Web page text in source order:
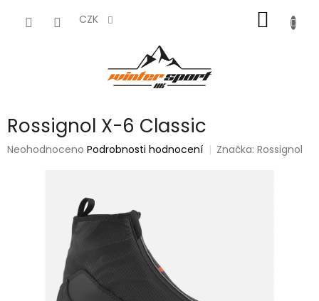
CZK
KOŠÍK
Rossignol X-6 Classic
Průměrné
Neohodnoceno Podrobnosti hodnocení Značka:Rossignol